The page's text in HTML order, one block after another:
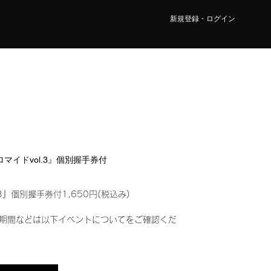
新規登録・ログイン
マイドvol.3』個別握手券付
』個別握手券付1,650円(税込み)
間などは以下イベントについてをご確認くだ